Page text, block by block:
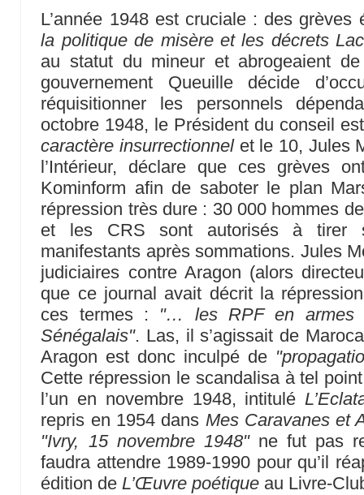
L’année 1948 est cruciale : des
la politique de misère et les décrets
au statut du mineur et abrogeaient
gouvernement Queuille décide
réquisitionner les personnels
octobre 1948, le Président du conseil
caractère insurrectionnelet le 10, Jules
l’Intérieur, déclare que ces grèves
Kominform afin de saboter le plan
répression très dure : 30 000 hommes
et les CRS sont autorisés à tirer
manifestants après sommations. Jules
judiciaires contre Aragon (alors
que ce journal avait décrit la
ces termes : "… les RPF en armes
Sénégalais". Las, il s’agissait de
Aragon est donc inculpé de
Cette répression le scandalisa à tel
l’un en novembre 1948, intitulé
repris en 1954 dans Mes Caravanes et
"Ivry, 15 novembre 1948"ne fut pas
faudra attendre 1989-1990 pour qu’il
édition deL’Œuvre poétique au Livre-